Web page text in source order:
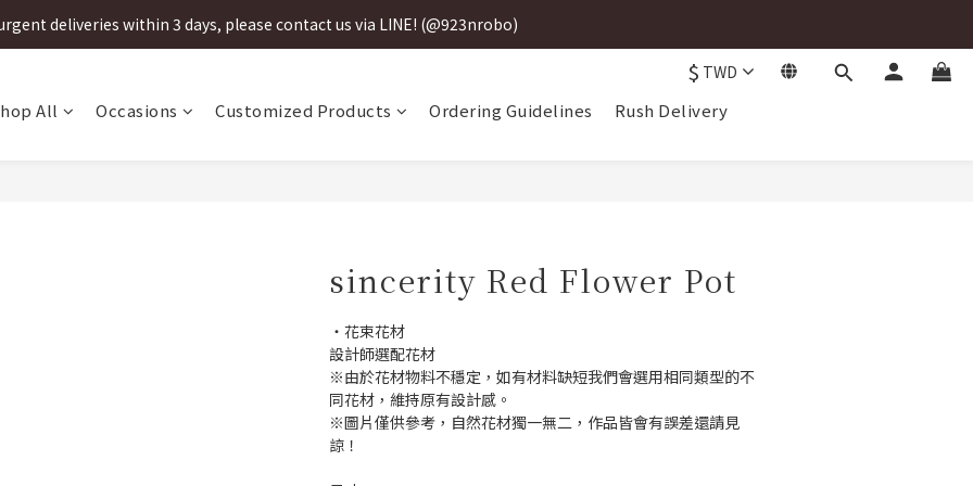
deliveries within 3 days, please contact us via LINE! (@923nrobo)
deliveries within 3 days, please contact us via LINE! (@923nrobo)
urgent deliveries within 3 days, please contact us via LINE! (@923nrobo)
$ TWD
All Occasions Customized Products Ordering Guidelines Rush Delivery
sincerity Red Flower Pot
・花束花材
設計師選配花材
※由於花材物料不穩定，如有材料缺短我們會選用相同類型的不
同花材，維持原有設計感。
※圖片僅供參考，自然花材獨一無二，作品皆會有誤差還請見
諒！